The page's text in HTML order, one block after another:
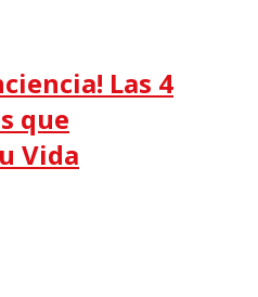
Las 4
que
Vida